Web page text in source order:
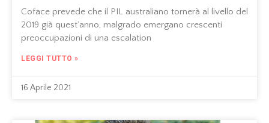
Coface prevede che il PIL australiano tornerà al livello del
2019 già quest’anno, malgrado emergano crescenti
preoccupazioni di una escalation
LEGGI TUTTO »
16 Aprile 2021